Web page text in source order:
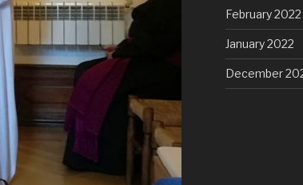
February 2022
January 2022
December